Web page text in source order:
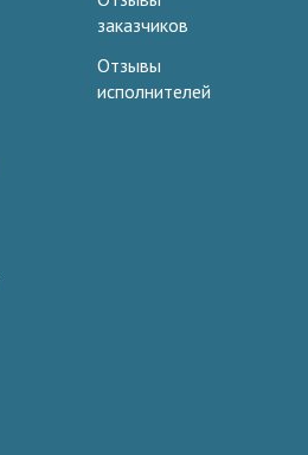
заказчиков
Отзывы
исполнителей